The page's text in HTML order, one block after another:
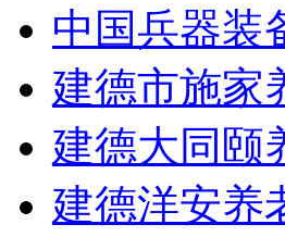
中国兵器装
建德市施家
建德大同颐
建德洋安养